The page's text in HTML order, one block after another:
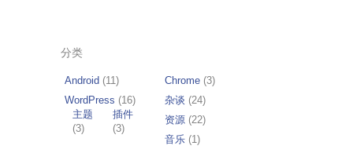
分类
Android (11) Chrome(3)
WordPress (16)
主题
(3)
插件
(3)
杂谈 (24)
资源(22)
音乐(1)